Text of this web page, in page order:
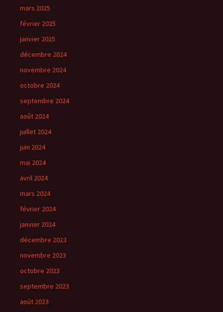
mars 2025
février 2025
janvier 2025
décembre 2024
novembre 2024
octobre 2024
septembre 2024
août 2024
juillet 2024
juin 2024
mai 2024
avril 2024
mars 2024
février 2024
janvier 2024
décembre 2023
novembre 2023
octobre 2023
septembre 2023
août 2023